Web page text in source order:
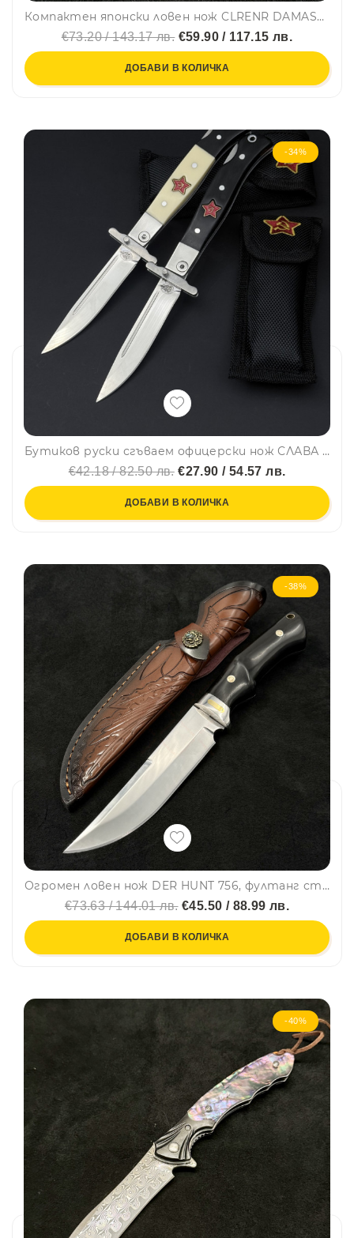
Компактен японски ловен нож CLRENR DAMASKUS, фултанг дамаска стомана VG10 69 слоя, дръжка орех и месинг, кожена кания
€73.20 / 143.17 лв.€59.90 / 117.15 лв.
ДОБАВИ В КОЛИЧКА
-34%
Бутиков руски сгъваем офицерски нож СЛАВА ЧЕРНЫЙ, висок клас стомана 440C, калъф за колан
€42.18 / 82.50 лв.€27.90 / 54.57 лв.
ДОБАВИ В КОЛИЧКА
-38%
Огромен ловен нож DER HUNT 756, фултанг стомана 9Cr13Mov, дръжка махагон, гард стомана и месинг, кожена кания
€73.63 / 144.01 лв.€45.50 / 88.99 лв.
ДОБАВИ В КОЛИЧКА
-40%